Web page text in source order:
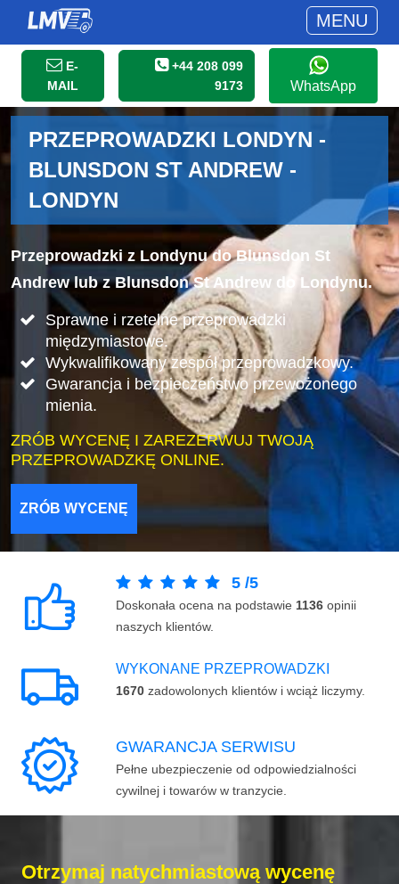
MENU
E-
MAIL
+44 208 099
9173
WhatsApp
PRZEPROWADZKI LONDYN -
BLUNSDON ST ANDREW -
LONDYN
Przeprowadzki z Londynu do Blunsdon St
Andrew lub z Blunsdon St Andrew do Londynu.
Sprawne i rzetelne przeprowadzki
międzymiastowe.
Wykwalifikowany zespół przeprowadzkowy.
Gwarancja i bezpieczeństwo przewożonego
mienia.
ZRÓB WYCENĘ I ZAREZERWUJ TWOJĄ
PRZEPROWADZKĘ ONLINE.
ZRÓB WYCENĘ
5 /5
Doskonała ocena na podstawie 1136 opinii
naszych klientów.
WYKONANE PRZEPROWADZKI
1670 zadowolonych klientów i wciąż liczymy.
GWARANCJA SERWISU
Pełne ubezpieczenie od odpowiedzialności
cywilnej i towarów w tranzycie.
Otrzymaj natychmiastową wycenę